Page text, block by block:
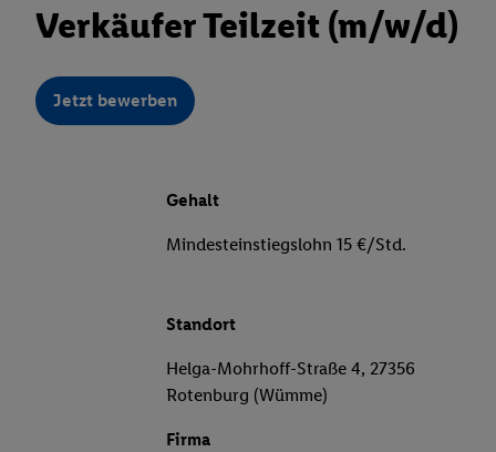
Verkäufer Teilzeit (m/w/d)
Jetzt bewerben
Gehalt
Mindesteinstiegslohn 15 €/Std.
Standort
Helga-Mohrhoff-Straße 4, 27356
Rotenburg (Wümme)
Firma